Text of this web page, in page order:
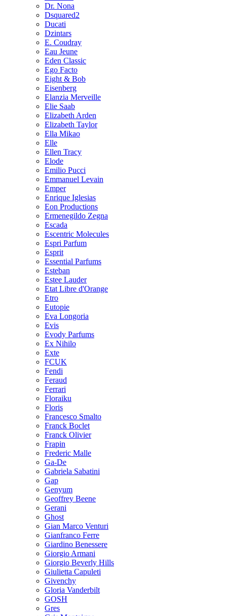
Dr. Nona
Dsquared2
Ducati
Dzintars
E. Coudray
Eau Jeune
Eden Classic
Ego Facto
Eight & Bob
Eisenberg
Elanzia Merveille
Elie Saab
Elizabeth Arden
Elizabeth Taylor
Ella Mikao
Elle
Ellen Tracy
Elode
Emilio Pucci
Emmanuel Levain
Emper
Enrique Iglesias
Eon Productions
Ermenegildo Zegna
Escada
Escentric Molecules
Espri Parfum
Esprit
Essential Parfums
Esteban
Estee Lauder
Etat Libre d'Orange
Etro
Eutopie
Eva Longoria
Evis
Evody Parfums
Ex Nihilo
Exte
FCUK
Fendi
Feraud
Ferrari
Floraiku
Floris
Francesco Smalto
Franck Boclet
Franck Olivier
Frapin
Frederic Malle
Ga-De
Gabriela Sabatini
Gap
Genyum
Geoffrey Beene
Gerani
Ghost
Gian Marco Venturi
Gianfranco Ferre
Giardino Benessere
Giorgio Armani
Giorgio Beverly Hills
Giulietta Capuleti
Givenchy
Gloria Vanderbilt
GOSH
Gres